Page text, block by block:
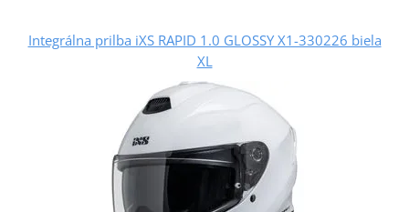
Integrálna prilba iXS RAPID 1.0 GLOSSY X1-330226 biela
XL